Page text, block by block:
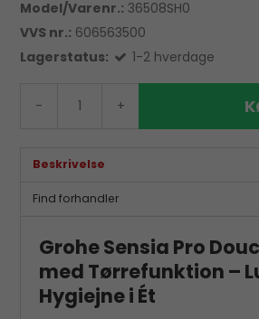
Model/Varenr.: 36508SH0
VVS nr.: 606563500
Lagerstatus:
1-2 hverdage
- +
Beskrivelse
Find forhandler
Grohe Sensia Pro
med Tørrefunktion –
Hygiejne i Ét